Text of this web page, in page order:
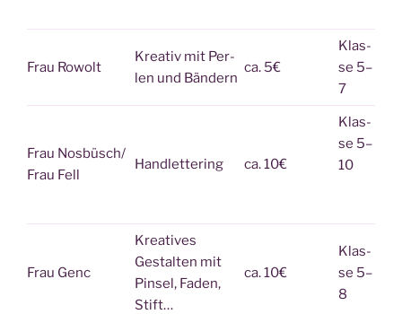
Frau Rowolt
Krea­tiv mit Per­
len und Bändern
ca. 5€
Klas­
se 5–
7
Frau Nosbüsch/
Frau Fell
Hand­let­te­ring ca. 10€
Klas­
se 5–
10
Frau Genc
Krea­ti­ves
Gestal­ten mit
Pin­sel, Faden,
Stift…
ca. 10€
Klas­
se 5–
8